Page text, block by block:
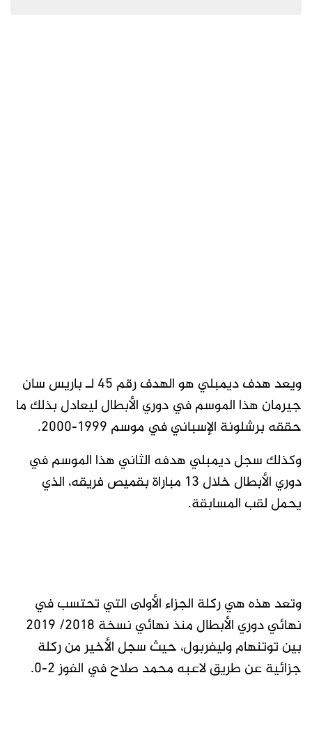
ويعد هدف ديمبلي هو الهدف رقم 45 لـ باريس سان
جيرمان هذا الموسم في دوري الأبطال ليعادل بذلك ما
حققه برشلونة الإسباني في موسم 1999-2000.
وكذلك سجل ديمبلي هدفه الثاني هذا الموسم في
دوري الأبطال خلال 13 مباراة بقميص فريقه، الذي
يحمل لقب المسابقة.
وتعد هذه هي ركلة الجزاء الأولى التي تحتسب في
نهائي دوري الأبطال منذ نهائي نسخة 2018/ 2019
بين توتنهام وليفربول، حيث سجل الأخير من ركلة
جزائية عن طريق لاعبه محمد صلاح في الفوز 2-0.